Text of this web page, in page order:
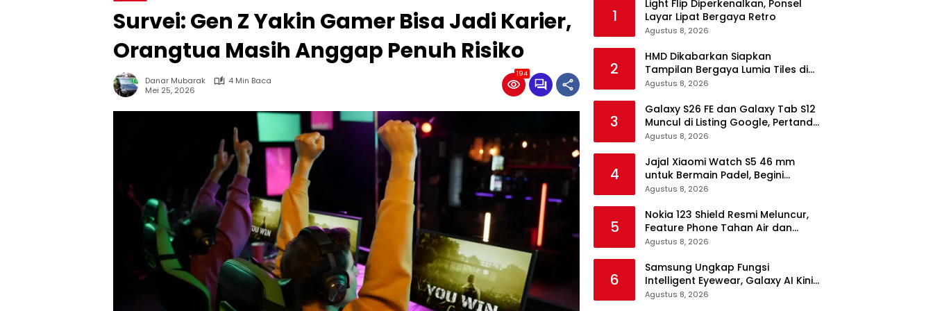
Survei: Gen Z Yakin Gamer Bisa Jadi Karier,
Orangtua Masih Anggap Penuh Risiko
Danar Mubarak
4 Min Baca
Mei 25, 2026
194
1
Light Flip Diperkenalkan, Ponsel
Layar Lipat Bergaya Retro
Agustus 8, 2026
2
HMD Dikabarkan Siapkan
Tampilan Bergaya Lumia Tiles di
Ponsel Android
Agustus 8, 2026
3
Galaxy S26 FE dan Galaxy Tab S12
Muncul di Listing Google, Pertanda
Segera Rilis?
Agustus 8, 2026
4
Jajal Xiaomi Watch S5 46 mm
untuk Bermain Padel, Begini
Kemampuannya
Agustus 8, 2026
5
Nokia 123 Shield Resmi Meluncur,
Feature Phone Tahan Air dan
Debu
Agustus 8, 2026
6
Samsung Ungkap Fungsi
Intelligent Eyewear, Galaxy AI Kini
Bisa Diakses Tanpa Layar
Agustus 8, 2026